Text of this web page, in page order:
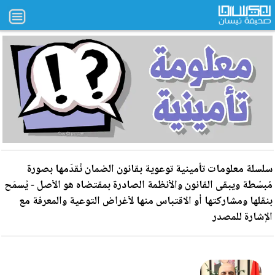
سلسلة معلومات تأمينية توعوية بقانون الضمان نُقدّمها بصورة
مُبسّطة ويبقى القانون والأنظمة الصادرة بمقتضاه هو الأصل - يُسمَح
بنقلها ومشاركتها أو الاقتباس منها لأغراض التوعية والمعرفة مع
الإشارة للمصدر